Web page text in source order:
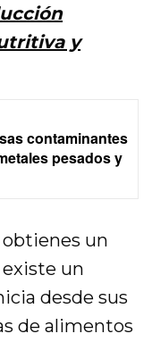
y
contaminantes
pesados y
un
un
desde sus
de alimentos